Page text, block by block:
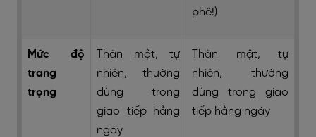
phê!)
Mức độ
trang
trọng
Thân mật, tự
nhiên, thường
dùng trong
giao tiếp hằng
ngày
Thân mật, tự
nhiên, thường
dùng trong giao
tiếp hằng ngày